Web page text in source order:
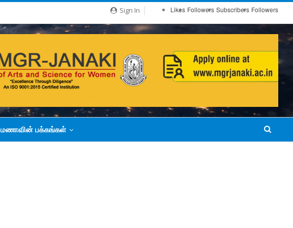
Likes Followers Subscribers Followers
Sign In
மணாவின் பக்கங்கள்